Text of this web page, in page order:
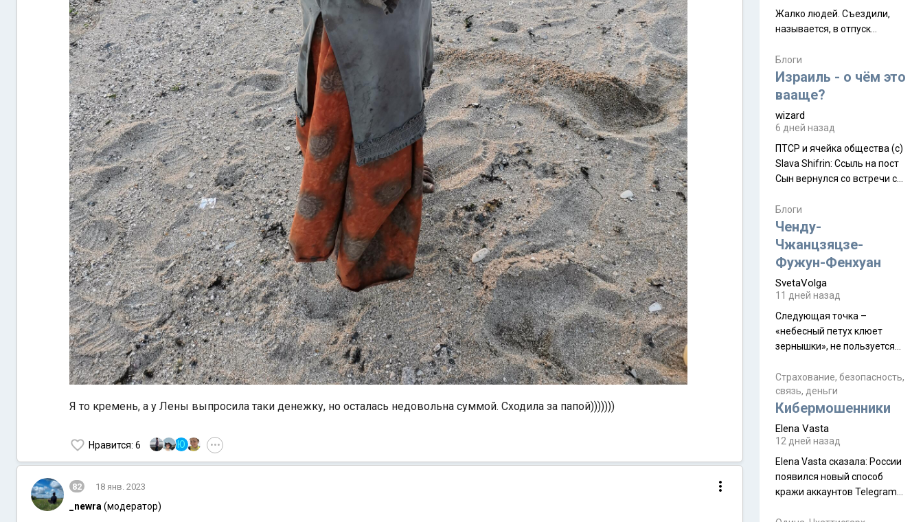
Я то кремень, а у Лены выпросила таки денежку, но осталась недовольна суммой. Сходила за папой)))))))
Нравится: 6 Ю •••
82 18 янв. 2023
_newra (модератор)
Жалко людей. Съездили,
называется, в отпуск...
Блоги
Израиль - о чём это
вааще?
wizard
6 дней назад
ПТСР и ячейка общества (с)
Slava Shifrin: Ссыль на пост
Сын вернулся со встречи с
уже, как демобилизовались,
а продолжают встречаться
почти каждую неделю) и с
порога сообщил: "Эйтан
разводится!" Эйтан -
мальчик из религиозной
семьи, из тех, кого называют
"вязаные кипы". С 2022-го
Блоги
Ченду-
Чжанцзяцзе-
Фужун-Фенхуан
SvetaVolga
11 дней назад
Следующая точка –
«небесный петух клюет
зернышки», не пользуется
заслужено, и чтобы попасть
на начало тропы показали
водителю карту, иначе
Пошли туда, потому что я
отзывов. По мне – сплошная
физуха, долгий спуск, потом
подъем по этому же пути.
Страхование, безопасность,
связь, деньги
Кибермошенники
Elena Vasta
12 дней назад
Elena Vasta сказалa: России
появился новый способ
кражи аккаунтов Telegram